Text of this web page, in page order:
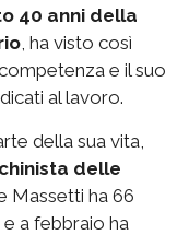
40 anni della
, ha visto così
e il suo
al lavoro.
della sua vita,
delle
Massetti ha 66
e a febbraio ha